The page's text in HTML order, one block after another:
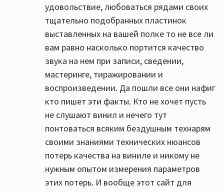
удовольствие, любоваться рядами своих
тщательно подобранных пластинок
выставленных на вашей полке то не все ли
вам равно насколько портится качество
звука на нем при записи, сведении,
мастеринге, тиражировании и
воспроизведении. Да пошли все они нафиг
кто пишет эти факты. Кто не хочет пусть
не слушают винил и нечего тут
понтоваться всяким бездушным технарям
своими знаниями технических нюансов
потерь качества на виниле и никому не
нужным опытом измерения параметров
этих потерь. И вообще этот сайт для